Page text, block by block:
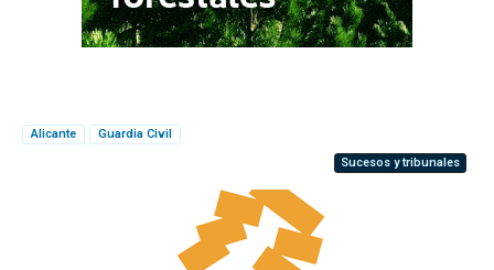
Alicante
Guardia Civil
Sucesos y tribunales